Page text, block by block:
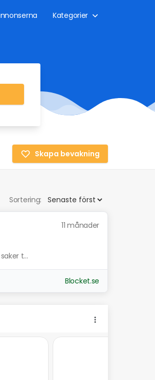
Kategorier
Skapa bevakning
Sortering:
11 månader
t...
Blocket.se